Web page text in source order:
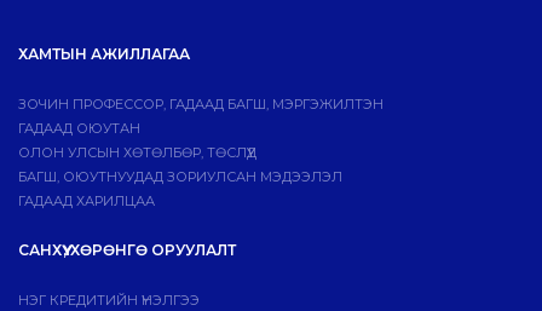
ХАМТЫН АЖИЛЛАГАА
ЗОЧИН ПРОФЕССОР, ГАДААД БАГШ, МЭРГЭЖИЛТЭН
ГАДААД ОЮУТАН
ОЛОН УЛСЫН ХӨТӨЛБӨР, ТӨСЛҮҮД
БАГШ, ОЮУТНУУДАД ЗОРИУЛСАН МЭДЭЭЛЭЛ
ГАДААД ХАРИЛЦАА
САНХҮҮ, ХӨРӨНГӨ ОРУУЛАЛТ
НЭГ КРЕДИТИЙН ҮНЭЛГЭЭ